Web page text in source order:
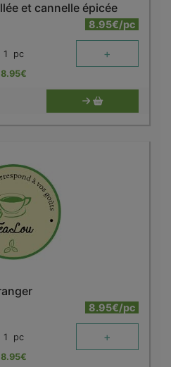
et cannelle épicée
8.95€/pc
1 pc +
8.95€
8.95€/pc
1 pc +
8.95€